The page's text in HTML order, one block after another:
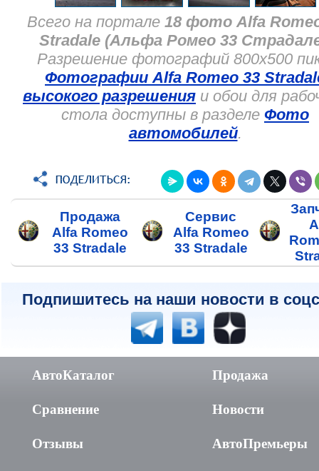
Всего на портале 18 фото Alfa
Stradale (Альфа Ромео 33
Разрешение фотографий 800x500
Фотографии Alfa Romeo 33
высокого разрешения и обои для
стола доступны в разделе Фото
автомобилей.
Продажа
Alfa Romeo
33 Stradale
Сервис
Alfa Romeo
33 Stradale
Подпишитесь на наши новости в
АвтоКаталог
Сравнение
Отзывы
Продажа
Новости
АвтоПремьеры